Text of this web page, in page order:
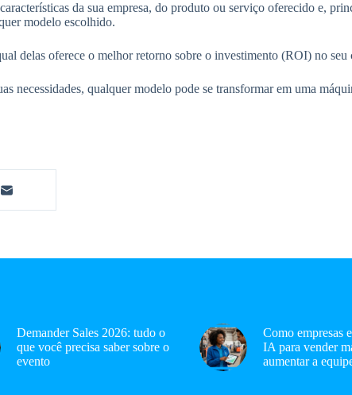
da sua empresa, do produto ou serviço oferecido e,
modelo escolhido.
delas oferece o melhor retorno sobre o investimento (ROI) no seu
necessidades, qualquer modelo pode se transformar em uma
Demander Sales 2026: tudo o
que você precisa saber sobre o
evento
Como empresas
IA para vender
aumentar a